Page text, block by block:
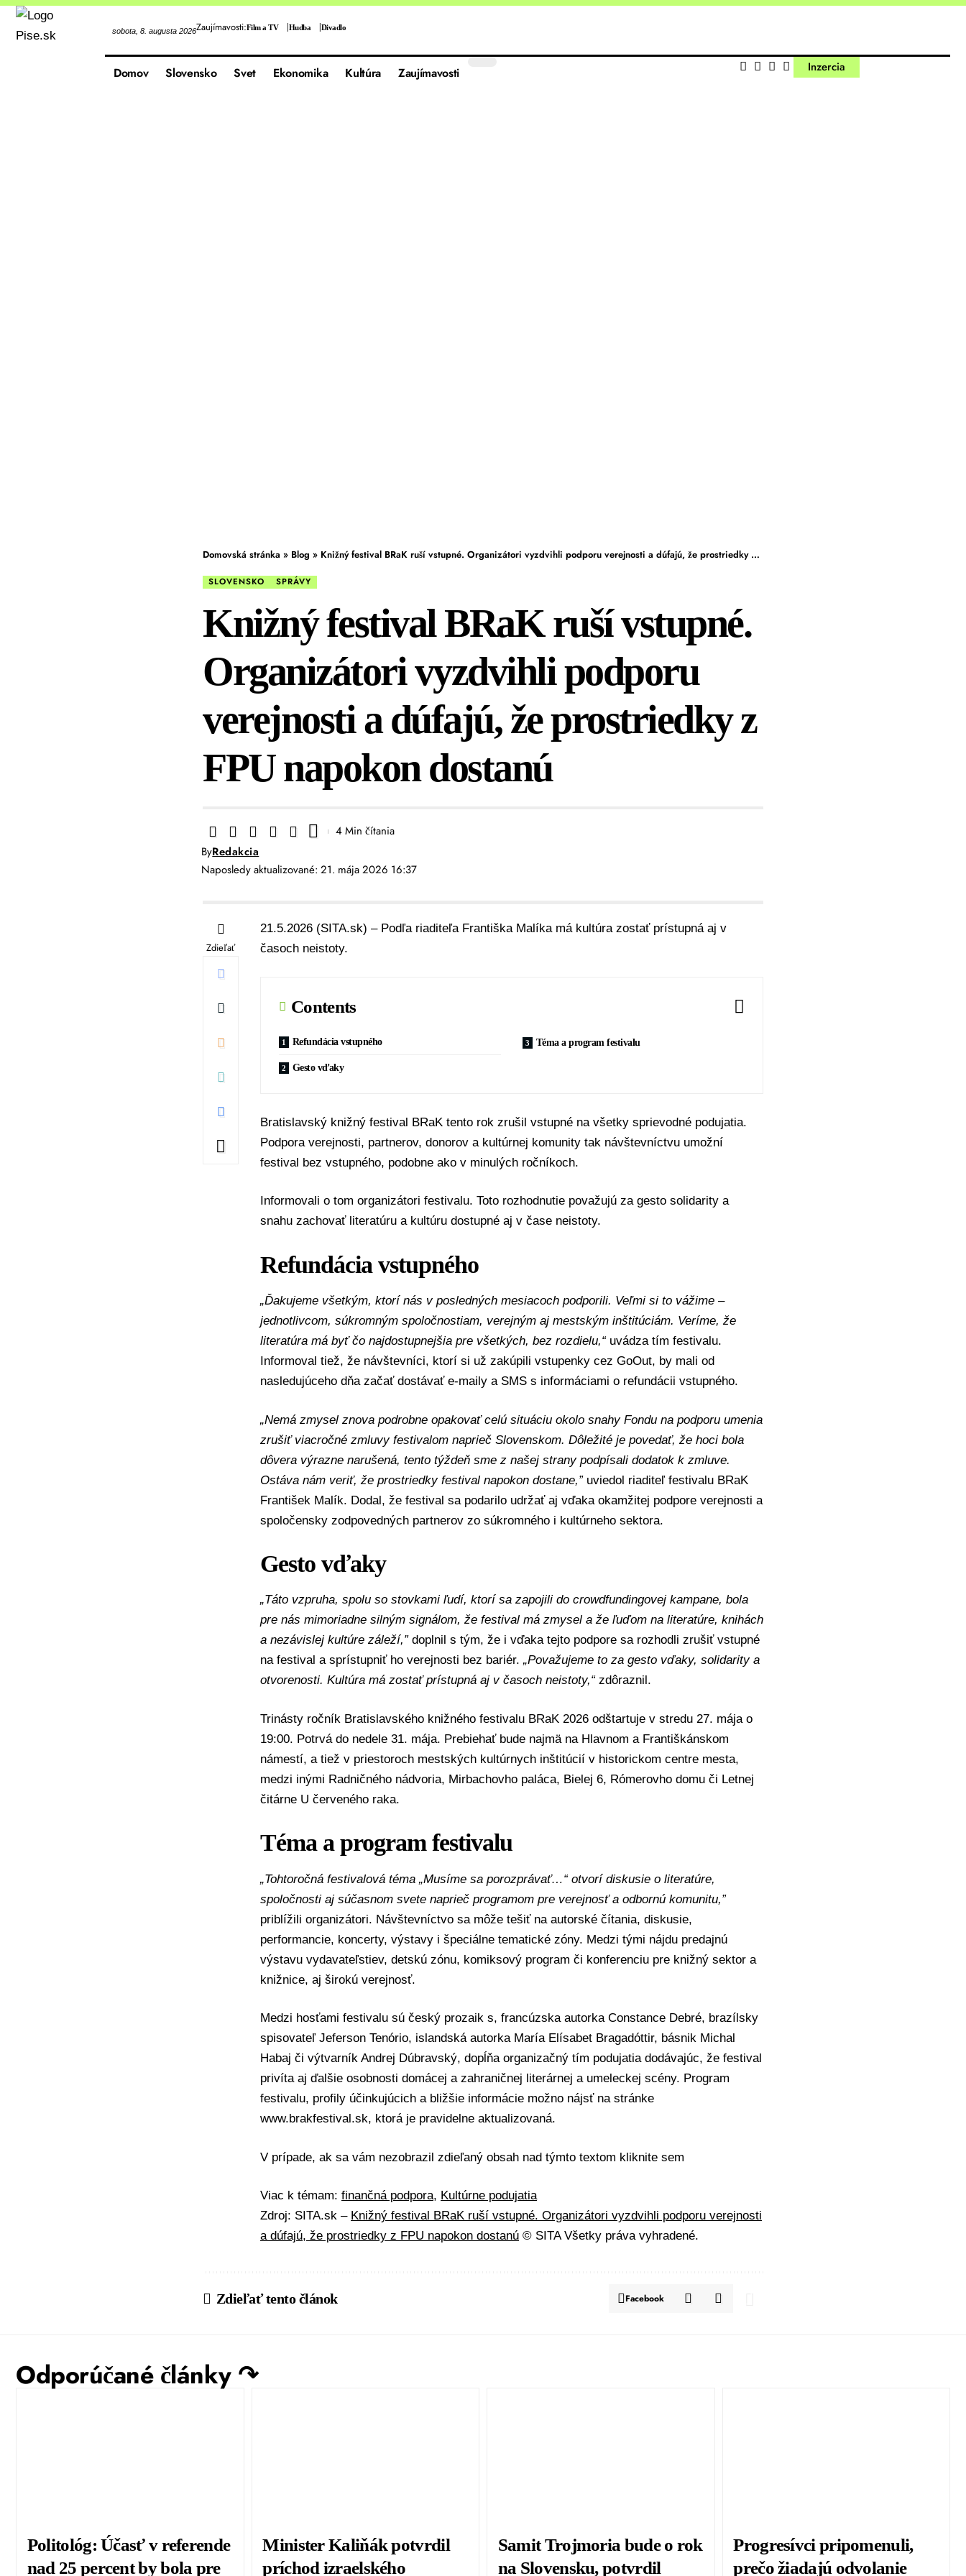
sobota, 8. augusta 2026Zaujímavosti:Film a TV Hudba Divadlo
Domov Slovensko Svet Ekonomika Kultúra Zaujímavosti Inzercia
Domovská stránka » Blog » Knižný festival BRaK ruší vstupné. Organizátori vyzdvihli podporu verejnosti a dúfajú, že prostriedky z FPU napokon dostanú
SLOVENSKO SPRÁVY
Knižný festival BRaK ruší vstupné.
Organizátori vyzdvihli podporu
verejnosti a dúfajú, že prostriedky z
FPU napokon dostanú
Naposledy aktualizované: 21. mája 2026 16:37
ByRedakcia
4 Min čítania
Zdieľať
21.5.2026 (SITA.sk) – Podľa riaditeľa Františka Malíka má kultúra zostať prístupná aj v
časoch neistoty.
Contents
Refundácia vstupného
Gesto vďaky
Téma a program festivalu
Bratislavský knižný festival BRaK tento rok zrušil vstupné na všetky sprievodné podujatia.
Podpora verejnosti, partnerov, donorov a kultúrnej komunity tak návštevníctvu umožní
festival bez vstupného, podobne ako v minulých ročníkoch.
Informovali o tom organizátori festivalu. Toto rozhodnutie považujú za gesto solidarity a
snahu zachovať literatúru a kultúru dostupné aj v čase neistoty.
Refundácia vstupného
„Ďakujeme všetkým, ktorí nás v posledných mesiacoch podporili. Veľmi si to vážime –
jednotlivcom, súkromným spoločnostiam, verejným aj mestským inštitúciám. Veríme, že
literatúra má byť čo najdostupnejšia pre všetkých, bez rozdielu,“uvádza tím festivalu.
Informoval tiež, že návštevníci, ktorí si už zakúpili vstupenky cez GoOut, by mali od
nasledujúceho dňa začať dostávať e-maily a SMS s informáciami o refundácii vstupného.
„Nemá zmysel znova podrobne opakovať celú situáciu okolo snahy Fondu na podporu umenia
zrušiť viacročné zmluvy festivalom naprieč Slovenskom. Dôležité je povedať, že hoci bola
dôvera výrazne narušená, tento týždeň sme z našej strany podpísali dodatok k zmluve.
Ostáva nám veriť, že prostriedky festival napokon dostane,”uviedol riaditeľ festivalu BRaK
František Malík. Dodal, že festival sa podarilo udržať aj vďaka okamžitej podpore verejnosti a
spoločensky zodpovedných partnerov zo súkromného i kultúrneho sektora.
Gesto vďaky
„Táto vzpruha, spolu so stovkami ľudí, ktorí sa zapojili do crowdfundingovej kampane, bola
pre nás mimoriadne silným signálom, že festival má zmysel a že ľuďom na literatúre, knihách
a nezávislej kultúre záleží,”doplnil s tým, že i vďaka tejto podpore sa rozhodli zrušiť vstupné
na festival a sprístupniť ho verejnosti bez bariér. „Považujeme to za gesto vďaky, solidarity a
otvorenosti. Kultúra má zostať prístupná aj v časoch neistoty,“zdôraznil.
Trinásty ročník Bratislavského knižného festivalu BRaK 2026 odštartuje v stredu 27. mája o
19:00. Potrvá do nedele 31. mája. Prebiehať bude najmä na Hlavnom a Františkánskom
námestí, a tiež v priestoroch mestských kultúrnych inštitúcií v historickom centre mesta,
medzi inými Radničného nádvoria, Mirbachovho paláca, Bielej 6, Rómerovho domu či Letnej
čitárne U červeného raka.
Téma a program festivalu
„Tohtoročná festivalová téma „Musíme sa porozprávať…“ otvorí diskusie o literatúre,
spoločnosti aj súčasnom svete naprieč programom pre verejnosť a odbornú komunitu,”
priblížili organizátori. Návštevníctvo sa môže tešiť na autorské čítania, diskusie,
performancie, koncerty, výstavy i špeciálne tematické zóny. Medzi tými nájdu predajnú
výstavu vydavateľstiev, detskú zónu, komiksový program či konferenciu pre knižný sektor a
knižnice, aj širokú verejnosť.
Medzi hosťami festivalu sú český prozaik s, francúzska autorka Constance Debré, brazílsky
spisovateľ Jeferson Tenório, islandská autorka María Elísabet Bragadóttir, básnik Michal
Habaj či výtvarník Andrej Dúbravský, dopĺňa organizačný tím podujatia dodávajúc, že festival
privíta aj ďalšie osobnosti domácej a zahraničnej literárnej a umeleckej scény. Program
festivalu, profily účinkujúcich a bližšie informácie možno nájsť na stránke
www.brakfestival.sk, ktorá je pravidelne aktualizovaná.
V prípade, ak sa vám nezobrazil zdieľaný obsah nad týmto textom kliknite sem
Viac k témam: finančná podpora, Kultúrne podujatia
Zdroj: SITA.sk – Knižný festival BRaK ruší vstupné. Organizátori vyzdvihli podporu verejnosti
a dúfajú, že prostriedky z FPU napokon dostanú © SITA Všetky práva vyhradené.
Zdieľať tento článok Facebook
Odporúčané články ↷
Politológ: Účasť v referende
nad 25 percent by bola pre
Minister Kaliňák potvrdil
príchod izraelského
Samit Trojmoria bude o rok
na Slovensku, potvrdil
Progresívci pripomenuli,
prečo žiadajú odvolanie